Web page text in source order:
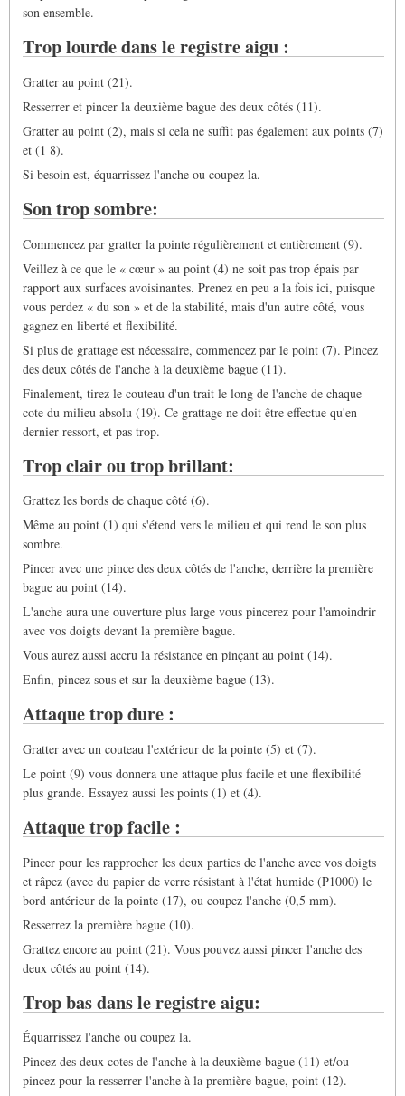
son ensemble.
Trop lourde dans le registre aigu :
Gratter au point (21).
Resserrer et pincer la deuxième bague des deux côtés (11).
Gratter au point (2), mais si cela ne suffit pas également aux points (7)
et (1 8).
Si besoin est, équarrissez l'anche ou coupez la.
Son trop sombre:
Commencez par gratter la pointe régulièrement et entièrement (9).
Veillez à ce que le « cœur » au point (4) ne soit pas trop épais par
rapport aux surfaces avoisinantes. Prenez en peu a la fois ici, puisque
vous perdez « du son » et de la stabilité, mais d'un autre côté, vous
gagnez en liberté et flexibilité.
Si plus de grattage est nécessaire, commencez par le point (7). Pincez
des deux côtés de l'anche à la deuxième bague (11).
Finalement, tirez le couteau d'un trait le long de l'anche de chaque
cote du milieu absolu (19). Ce grattage ne doit être effectue qu'en
dernier ressort, et pas trop.
Trop clair ou trop brillant:
Grattez les bords de chaque côté (6).
Même au point (1) qui s'étend vers le milieu et qui rend le son plus
sombre.
Pincer avec une pince des deux côtés de l'anche, derrière la première
bague au point (14).
L'anche aura une ouverture plus large vous pincerez pour l'amoindrir
avec vos doigts devant la première bague.
Vous aurez aussi accru la résistance en pinçant au point (14).
Enfin, pincez sous et sur la deuxième bague (13).
Attaque trop dure :
Gratter avec un couteau l'extérieur de la pointe (5) et (7).
Le point (9) vous donnera une attaque plus facile et une flexibilité
plus grande. Essayez aussi les points (1) et (4).
Attaque trop facile :
Pincer pour les rapprocher les deux parties de l'anche avec vos doigts
et râpez (avec du papier de verre résistant à l'état humide (P1000) le
bord antérieur de la pointe (17), ou coupez l'anche (0,5 mm).
Resserrez la première bague (10).
Grattez encore au point (21). Vous pouvez aussi pincer l'anche des
deux côtés au point (14).
Trop bas dans le registre aigu:
Équarrissez l'anche ou coupez la.
Pincez des deux cotes de l'anche à la deuxième bague (11) et/ou
pincez pour la resserrer l'anche à la première bague, point (12).